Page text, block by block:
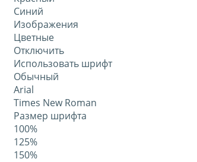
Синий
Изображения
Цветные
Отключить
Использовать шрифт
Обычный
Arial
Times New Roman
Размер шрифта
100%
125%
150%